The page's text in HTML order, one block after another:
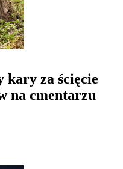
za ścięcie
na cmentarzu